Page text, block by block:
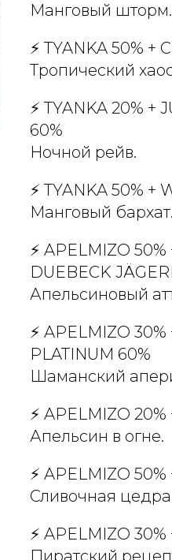
Манговый шторм.
⚡️ TYANKA 50% +
Тропический
⚡️ TYANKA 20% +
60%
Ночной рейв.
⚡️ TYANKA 50% +
Манговый бархат.
⚡️ APELMIZO
DUEBECK
Апельсиновый
⚡️ APELMIZO 30%
PLATINUM 60%
Шаманский
⚡️ APELMIZO
Апельсин в огне.
⚡️ APELMIZO
Сливочная
⚡️ APELMIZO
Пиратский